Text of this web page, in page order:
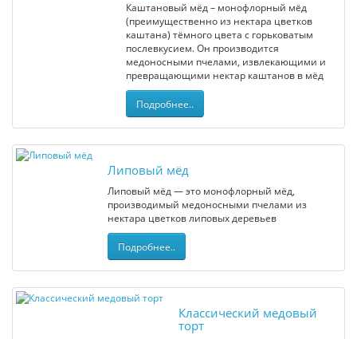
Каштановый мёд – монофлорный мёд
(преимущественно из нектара цветков
каштана) тёмного цвета с горьковатым
послевкусием. Он производится
медоносными пчелами, извлекающими и
превращающими нектар каштанов в мёд
Подробнее..
Липовый мёд
Липовый мёд — это монофлорный мёд,
производимый медоносными пчелами из
нектара цветков липовых деревьев
Подробнее..
Классический медовый
торт